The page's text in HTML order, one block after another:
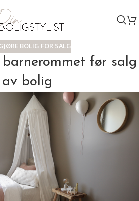
BOLIG FOR SALG
før salg
av bolig